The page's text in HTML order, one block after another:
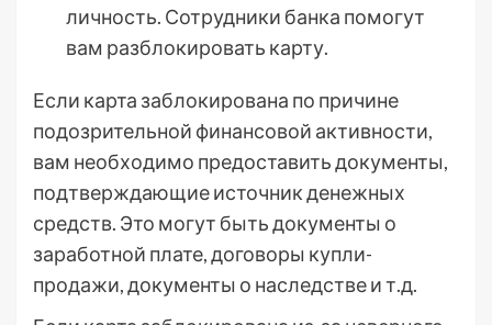
личность. Сотрудники банка помогут
вам разблокировать карту.
Если карта заблокирована по причине
подозрительной финансовой активности,
вам необходимо предоставить документы,
подтверждающие источник денежных
средств. Это могут быть документы о
заработной плате, договоры купли-
продажи, документы о наследстве и т.д.